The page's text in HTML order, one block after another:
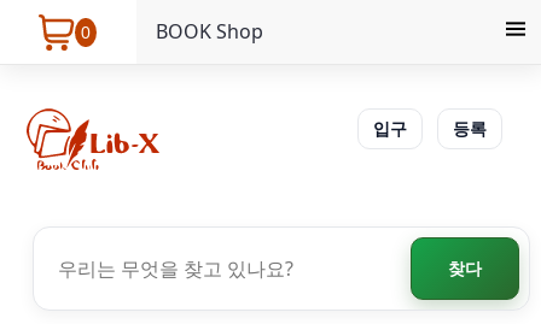
0 BOOK Shop
입구 등록
찾다